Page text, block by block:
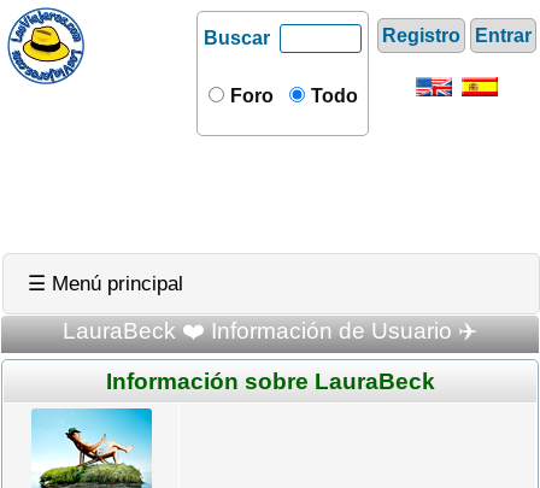
Registro Entrar
Buscar
Foro Todo
☰ Menú principal
LauraBeck ❤️ Información de Usuario ✈️
Información sobre LauraBeck